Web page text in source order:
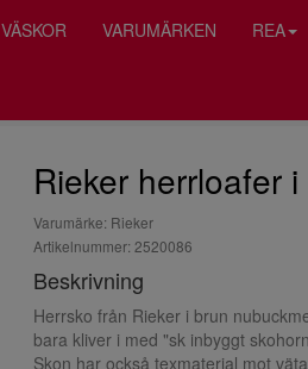
VÄSKOR VARUMÄRKEN REA
Rieker herrloafer
Varumärke: Rieker
Artikelnummer: 2520086
Beskrivning
Herrsko från Rieker i brun
bara kliver i med "sk inbyggt
Skon har också texmaterial mot